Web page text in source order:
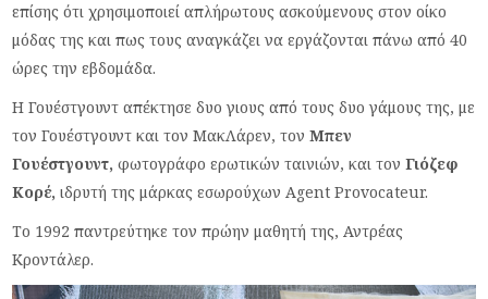
επίσης ότι χρησιμοποιεί απλήρωτους ασκούμενους στον οίκο
μόδας της και πως τους αναγκάζει να εργάζονται πάνω από 40
ώρες την εβδομάδα.
Η Γουέστγουντ απέκτησε δυο γιους από τους δυο γάμους της, με
τον Γουέστγουντ και τον ΜακΛάρεν, τονΜπεν
Γουέστγουντ, φωτογράφο ερωτικών ταινιών, και τονΓιόζεφ
Κορέ, ιδρυτή της μάρκας εσωρούχων Agent Provocateur.
Το 1992 παντρεύτηκε τον πρώην μαθητή της, Αντρέας
Κροντάλερ.